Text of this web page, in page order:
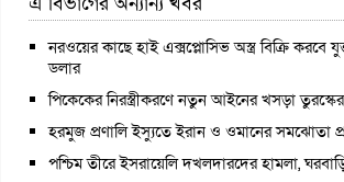
নরওয়ের কাছে হাই এক্সপ্লোসিভ অস্ত্র বিক্রি করবে
ডলার
পিকেকের নিরস্ত্রীকরণে নতুন আইনের খসড়া তুরস্কের
হরমুজ প্রণালি ইস্যুতে ইরান ও ওমানের সমঝোতা
পশ্চিম তীরে ইসরায়েলি দখলদারদের হামলা,